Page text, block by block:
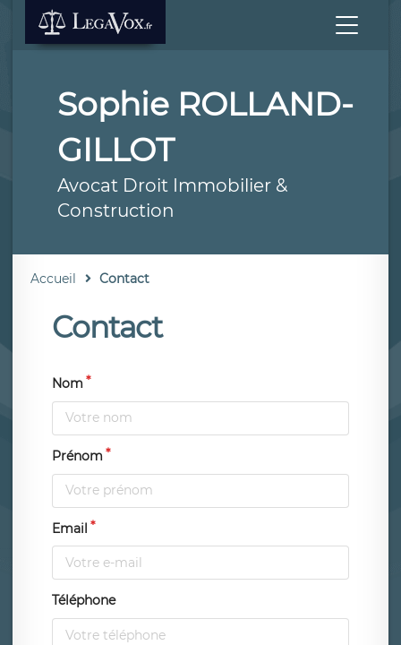
Sophie ROLLAND-
GILLOT
Avocat Droit Immobilier &
Construction
Accueil Contact
Contact
Nom
Prénom
Email
Téléphone